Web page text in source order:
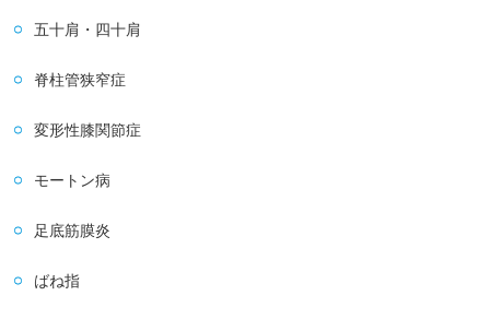
五十肩・四十肩
脊柱管狭窄症
変形性膝関節症
モートン病
足底筋膜炎
ばね指